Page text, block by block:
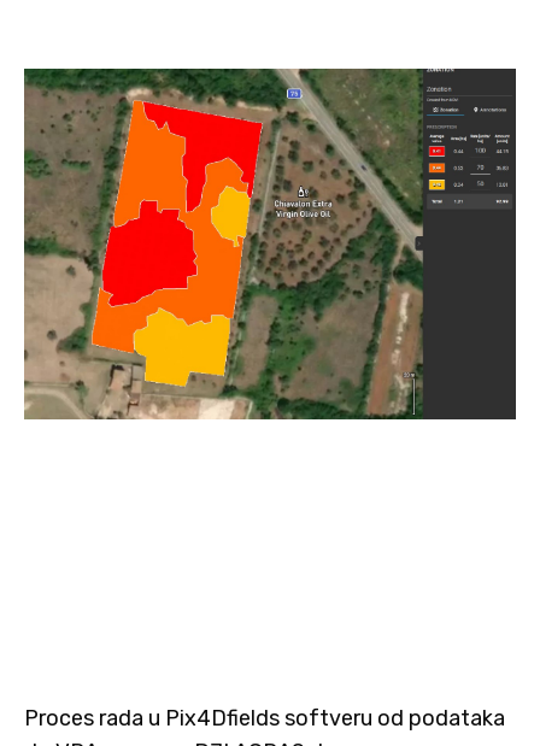
Proces rada u Pix4Dfields softveru od podataka